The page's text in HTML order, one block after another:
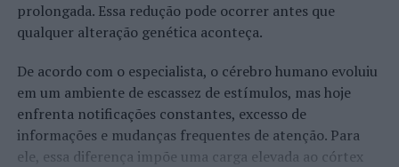
prolongada. Essa redução pode ocorrer antes que
qualquer alteração genética aconteça.
De acordo com o especialista, o cérebro humano evoluiu
em um ambiente de escassez de estímulos, mas hoje
enfrenta notificações constantes, excesso de
informações e mudanças frequentes de atenção. Para
ele, essa diferença impõe uma carga elevada ao córtex